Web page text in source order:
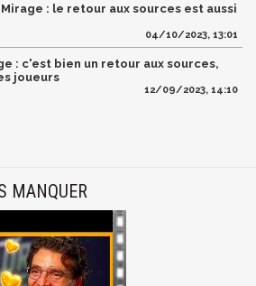
: le retour aux sources est aussi
04/10/2023, 13:01
: c'est bien un retour aux sources,
joueurs
12/09/2023, 14:10
MANQUER